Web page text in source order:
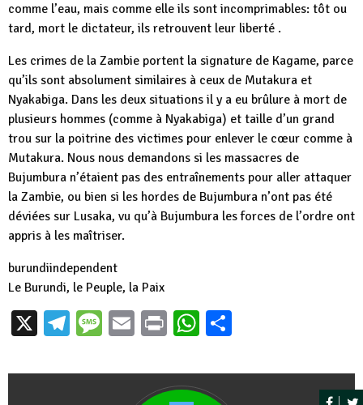
comme l’eau, mais comme elle ils sont incomprimables: tôt ou
tard, mort le dictateur, ils retrouvent leur liberté .
Les crimes de la Zambie portent la signature de Kagame, parce
qu’ils sont absolument similaires à ceux de Mutakura et
Nyakabiga. Dans les deux situations il y a eu brûlure à mort de
plusieurs hommes (comme à Nyakabiga) et taille d’un grand
trou sur la poitrine des victimes pour enlever le cœur comme à
Mutakura. Nous nous demandons si les massacres de
Bujumbura n’étaient pas des entraînements pour aller attaquer
la Zambie, ou bien si les hordes de Bujumbura n’ont pas été
déviées sur Lusaka, vu qu’à Bujumbura les forces de l’ordre ont
appris à les maîtriser.
burundiindependent
Le Burundi, le Peuple, la Paix
X Telegram
Message
EmailPrintWhatsApp